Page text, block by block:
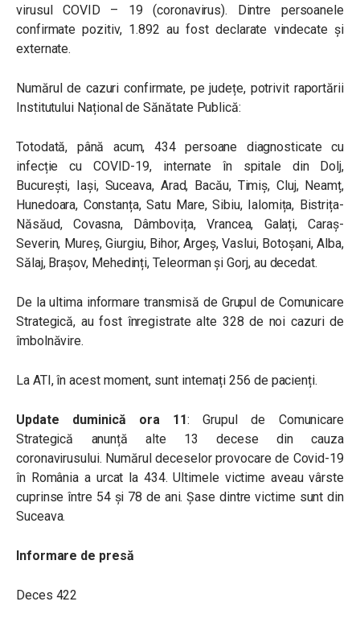
virusul COVID – 19 (coronavirus). Dintre persoanele
confirmate pozitiv, 1.892 au fost declarate vindecate și
externate.
Numărul de cazuri confirmate, pe județe, potrivit raportării
Institutului Național de Sănătate Publică:
Totodată, până acum, 434 persoane diagnosticate cu
infecție cu COVID-19, internate în spitale din Dolj,
București, Iași, Suceava, Arad, Bacău, Timiș, Cluj, Neamț,
Hunedoara, Constanța, Satu Mare, Sibiu, Ialomița, Bistrița-
Năsăud, Covasna, Dâmbovița, Vrancea, Galați, Caraș-
Severin, Mureș, Giurgiu, Bihor, Argeș, Vaslui, Botoșani, Alba,
Sălaj, Brașov, Mehedinți, Teleorman și Gorj, au decedat.
De la ultima informare transmisă de Grupul de Comunicare
Strategică, au fost înregistrate alte 328 de noi cazuri de
îmbolnăvire.
La ATI, în acest moment, sunt internați 256 de pacienți.
Update duminică ora 11:Grupul de Comunicare
Strategică anunță alte 13 decese din cauza
coronavirusului. Numărul deceselor provocare de Covid-19
în România a urcat la 434. Ultimele victime aveau vârste
cuprinse între 54 și 78 de ani. Șase dintre victime sunt din
Suceava.
Informare de presă
Deces 422